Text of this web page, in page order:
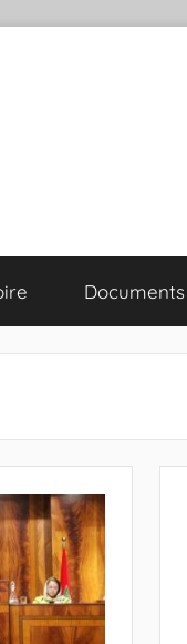
Documents